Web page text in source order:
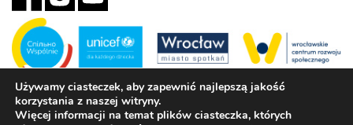
Zadanie realizowane ze środków Gminy Wrocław w partnerstwie z
Funduszem Narodów Zjednoczonych na Rzecz Dzieci (UNICEF)
Używamy ciasteczek, aby zapewnić najlepszą jakość
korzystania z naszej witryny.
Więcej informacji na temat plików ciasteczka, których